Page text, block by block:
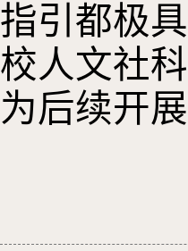
指引都极
校人文社
为后续开